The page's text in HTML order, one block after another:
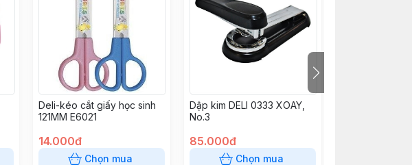
Deli-kéo cắt giấy học sinh
121MM E6021
14.000đ
Chọn mua
Dập kim DELI 0333 XOAY,
No.3
85.000đ
Chọn mua